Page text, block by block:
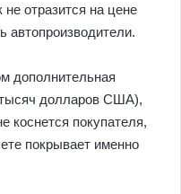
не отразится на цене
автопроизводители.
дополнительная
долларов США),
коснется покупателя,
покрывает именно